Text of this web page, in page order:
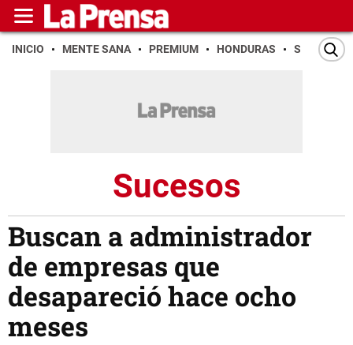
INICIO MENTE SANA PREMIUM HONDURAS SAN PEDRO
Sucesos
Buscan a administrador
de empresas que
desapareció hace ocho
meses